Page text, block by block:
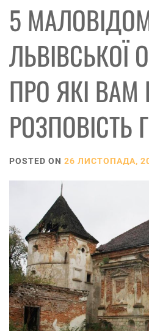
5
ЛЬВІВСЬКОЇ
ПРО ЯКІ ВАМ
РОЗПОВІСТЬ
POSTED ON 26 ЛИСТОПАДА,